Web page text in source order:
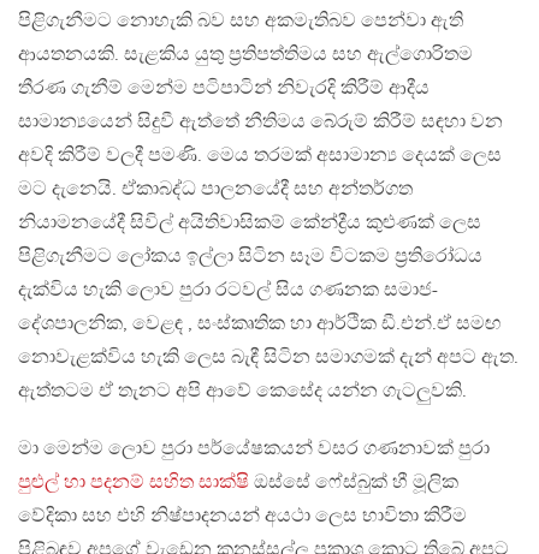
පිළිගැනීමට නොහැකි බව සහ අකමැතිබව පෙන්වා ඇති
ආයතනයකි. සැළකිය යුතු ප්‍රතිපත්තිමය සහ ඇල්ගොරිතම
තීරණ ගැනීම් මෙන්ම පටිපාටින් නිවැරදි කිරීම් ආදීය
සාමාන්‍යයෙන් සිදුවී ඇත්තේ නීතිමය බේරුම් කිරීම් සඳහා වන
අවදි කිරීම් වලදී පමණි. මෙය තරමක් අසාමාන්‍ය දෙයක් ලෙස
මට දැනෙයි. ඒකාබද්ධ පාලනයේදී සහ අන්තර්ගත
නියාමනයේදී සිවිල් අයිතිවාසිකම් කේන්ද්‍රීය කුළුණක් ලෙස
පිළිගැනීමට ලෝකය ඉල්ලා සිටින සෑම විටකම ප්‍රතිරෝධය
දැක්විය හැකි ලොව පුරා රටවල් සිය ගණනක සමාජ-
දේශපාලනික, වෙළඳ , සංස්කෘතික හා ආර්ථික ඩී.එන්.ඒ සමඟ
නොවැළක්විය හැකි ලෙස බැඳී සිටින සමාගමක් දැන් අපට ඇත.
ඇත්තටම ඒ තැනට අපි ආවේ කෙසේද යන්න ගැටලුවකි.
මා මෙන්ම ලොව පුරා පර්යේෂකයන් වසර ගණනාවක් පුරා
පුළුල් හා පදනම් සහිත සාක්ෂි ඔස්සේ ෆේස්බුක් හී මූලික
වේදිකා සහ එහි නිෂ්පාදනයන් අයථා ලෙස භාවිතා කිරීම
පිළිබඳව අපගේ වැඩෙන කනස්සල්ල ප්‍රකාශ කොට තිබේ.අපට